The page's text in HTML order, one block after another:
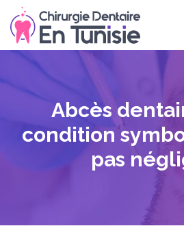
Abcès
condition
pas